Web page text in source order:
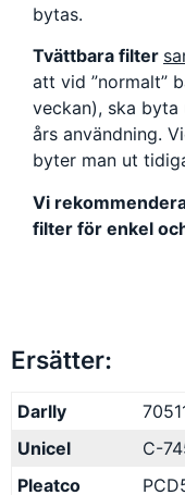
bytas.
Tvättbara filter
att vid ”normalt”
veckan), ska
års användning.
byter man ut
Vi
filter för enkel
Ersätter:
Darlly
Unicel
C-
Pleatco